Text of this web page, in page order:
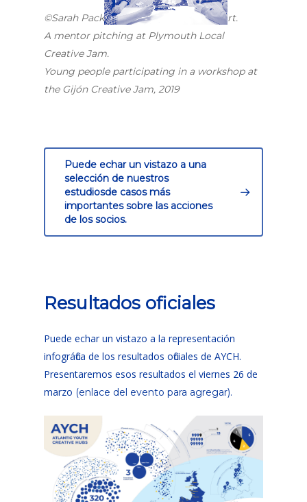
©Sarah Packer, Plymouth College of Art.
A mentor pitching at Plymouth Local
Creative Jam.
Young people participating in a workshop at
the Gijón Creative Jam, 2019
Puede echar un vistazo a una
selección de nuestros
estudiosde casos más
importantes sobre las acciones
de los socios.
Resultados oficiales
Puede echar un vistazo a la representación
infográfica de los resultados oficiales de AYCH.
Presentaremos esos resultados el viernes 26 de
marzo (enlace del evento para agregar).